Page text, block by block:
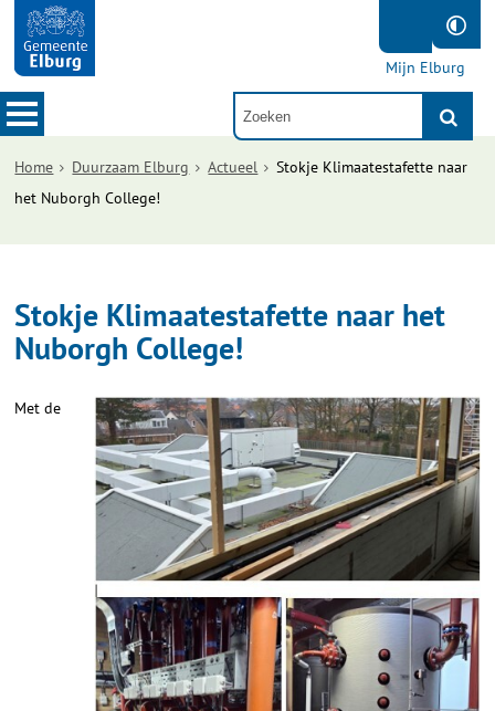
Mijn Elburg
Home Duurzaam Elburg Actueel
Stokje Klimaatestafette naar
het Nuborgh College!
Stokje Klimaatestafette naar het
Nuborgh College!
Met de